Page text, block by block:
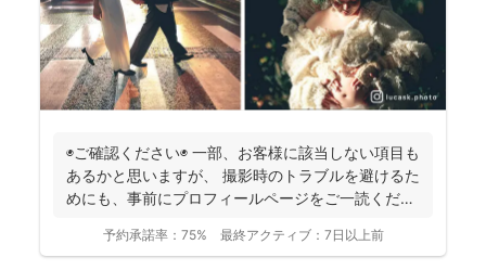
◉ご確認ください◉ 一部、お客様に該当しない項目も
あるかと思いますが、 撮影時のトラブルを避けるた
めにも、事前にプロフィールページをご一読くださ
予約承諾率： 75% 最終アクティブ： 7日以上前